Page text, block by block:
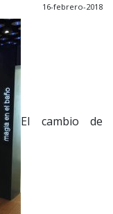
16-febrero-2018
El cambio de